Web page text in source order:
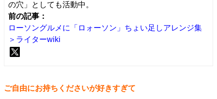
の穴」としても活動中。
前の記事：
ローソングルメに「ロォーソン」ちょい足しアレンジ集
＞ライターwiki
ご自由にお持ちくださいが好きすぎて